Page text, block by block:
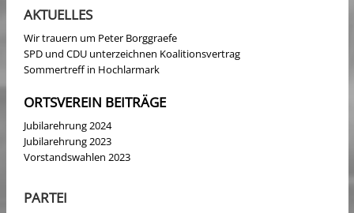
AKTUELLES
Wir trauern um Peter Borggraefe
SPD und CDU unterzeichnen Koalitionsvertrag
Sommertreff in Hochlarmark
ORTSVEREIN BEITRÄGE
Jubilarehrung 2024
Jubilarehrung 2023
Vorstandswahlen 2023
PARTEI